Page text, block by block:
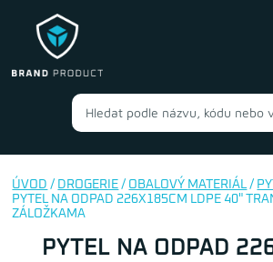
ÚVOD / DROGERIE / OBALOVÝ MATERIÁL /
PYTEL NA ODPAD 226X185CM LDPE 40"
ZÁLOŽKAMA
PYTEL NA ODPAD